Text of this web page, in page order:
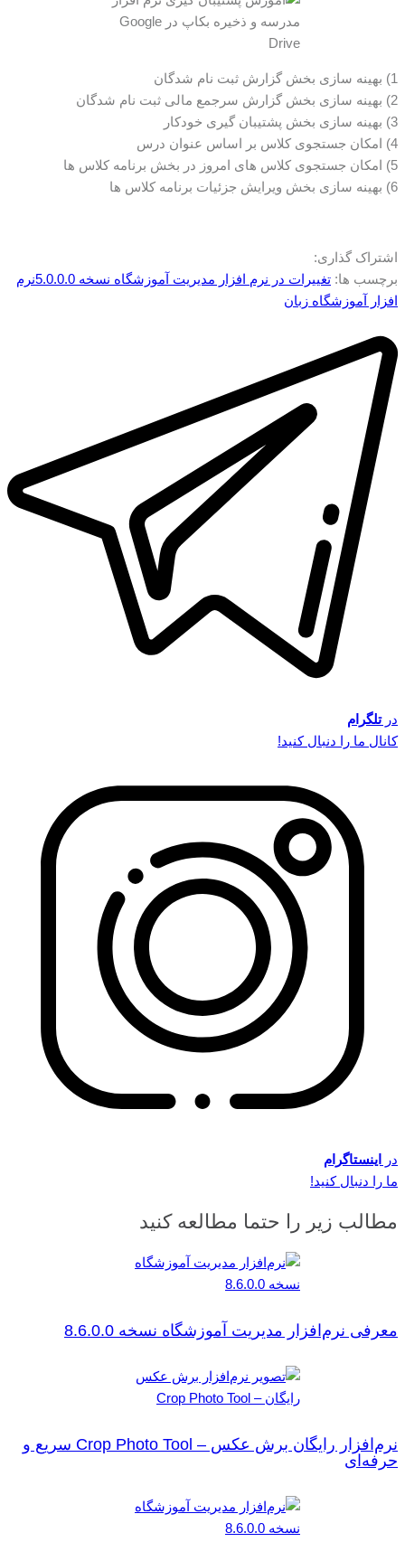
1) بهینه سازی بخش گزارش ثبت نام شدگان
2) بهینه سازی بخش گزارش سرجمع مالی ثبت نام شدگان
3) بهینه سازی بخش پشتیبان گیری خودکار
4) امکان جستجوی کلاس بر اساس عنوان درس
5) امکان جستجوی کلاس های امروز در بخش برنامه کلاس ها
6) بهینه سازی بخش ویرایش جزئیات برنامه کلاس ها
اشتراک گذاری:
برچسب ها: تغییرات در نرم افزار مدیریت آموزشگاه نسخه 5.0.0.0
نرم
افزار آموزشگاه زبان
درتلگرام
کانال ما را دنبال کنید!
در
اینستاگرام
ما را دنبال کنید!
مطالب زیر را حتما مطالعه کنید
معرفی نرم‌افزار مدیریت آموزشگاه نسخه 8.6.0.0
نرم‌افزار رایگان برش عکس – Crop Photo Tool سریع و
حرفه‌ای